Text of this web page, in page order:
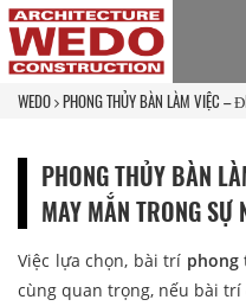
WEDO PHONG THỦY BÀN LÀM VIỆC –
PHONG THỦY BÀN
MAY MẮN TRONG SỰ
Việc lựa chọn, bài trí phong
cùng quan trọng, nếu bài